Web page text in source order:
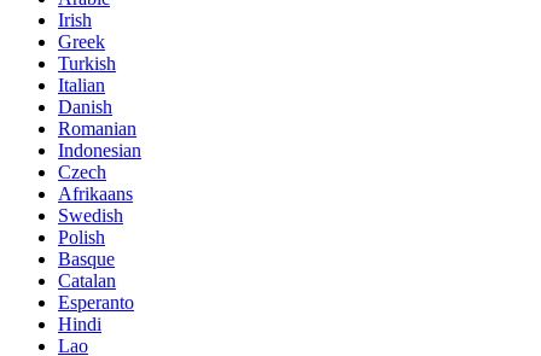
Irish
Greek
Turkish
Italian
Danish
Romanian
Indonesian
Czech
Afrikaans
Swedish
Polish
Basque
Catalan
Esperanto
Hindi
Lao